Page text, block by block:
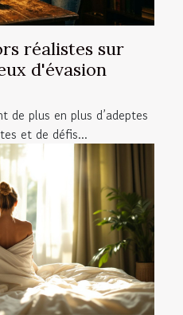
réalistes sur
d'évasion
de plus en plus d’adeptes
et de défis...